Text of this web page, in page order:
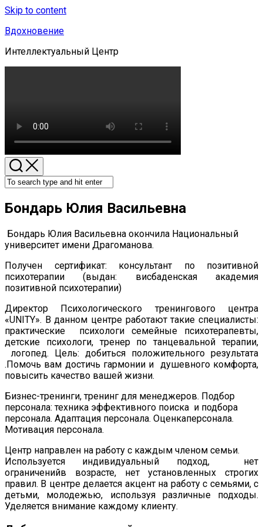
Skip to content
Вдохновение
Интеллектуальный Центр
Бондарь Юлия Васильевна
Бондарь Юлия Васильевна окончила Национальный
университет имени Драгоманова.
Получен сертификат: консультант по позитивной
психотерапии (выдан: висбаденская академия
позитивной психотерапии)
Директор Психологического тренингового центра
«UNITY». В данном центре работают такие специалисты:
практические психологи семейные психотерапевты,
детские психологи, тренер по танцевальной терапии,
логопед. Цель: добиться положительного результата
.Помочь вам достичь гармонии и душевного комфорта,
повысить качество вашей жизни.
Бизнес-тренинги, тренинг для менеджеров. Подбор
персонала: техника эффективного поиска и подбора
персонала. Адаптация персонала. Оценкаперсонала.
Мотивация персонала.
Центр направлен на работу с каждым членом семьи.
Используется индивидуальный подход, нет
ограниченийв возрасте, нет установленных строгих
правил. В центре делается акцент на работу с семьями, с
детьми, молодежью, используя различные подходы.
Уделяется внимание каждому клиенту.